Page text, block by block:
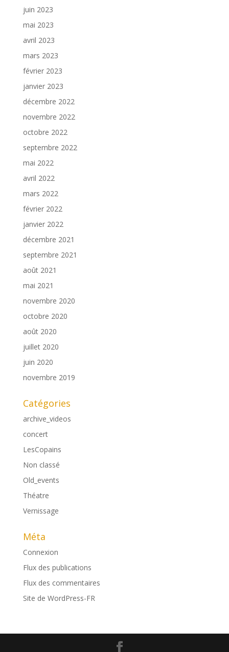
juin 2023
mai 2023
avril 2023
mars 2023
février 2023
janvier 2023
décembre 2022
novembre 2022
octobre 2022
septembre 2022
mai 2022
avril 2022
mars 2022
février 2022
janvier 2022
décembre 2021
septembre 2021
août 2021
mai 2021
novembre 2020
octobre 2020
août 2020
juillet 2020
juin 2020
novembre 2019
Catégories
archive_videos
concert
LesCopains
Non classé
Old_events
Théatre
Vernissage
Méta
Connexion
Flux des publications
Flux des commentaires
Site de WordPress-FR